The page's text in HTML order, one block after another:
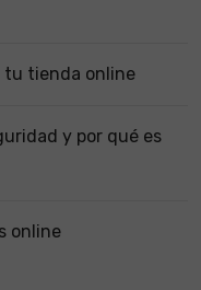
tu tienda online
y por qué es
online